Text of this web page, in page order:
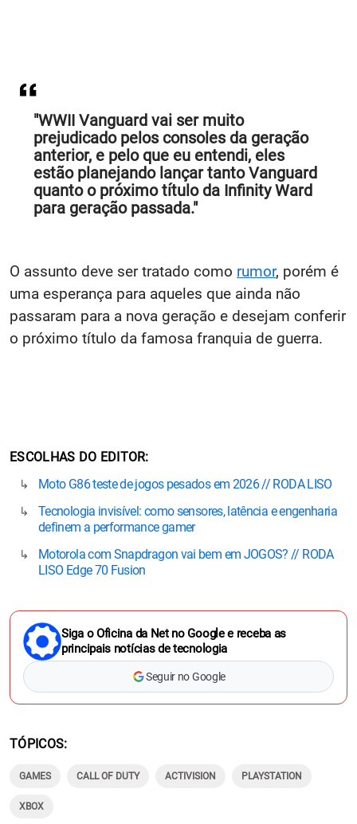
"WWII Vanguard vai ser muito
prejudicado pelos consoles da geração
anterior, e pelo que eu entendi, eles
estão planejando lançar tanto Vanguard
quanto o próximo título da Infinity Ward
para geração passada."
O assunto deve ser tratado como rumor, porém é
uma esperança para aqueles que ainda não
passaram para a nova geração e desejam conferir
o próximo título da famosa franquia de guerra.
ESCOLHAS DO EDITOR
Moto G86 teste de jogos pesados em 2026 // RODA LISO
Tecnologia invisível: como sensores, latência e engenharia
definem a performance gamer
Motorola com Snapdragon vai bem em JOGOS? // RODA
LISO Edge 70 Fusion
Siga o Oficina da Net no Google e receba as
principais notícias de tecnologia
Seguir no Google
TÓPICOS
GAMES CALL OF DUTY ACTIVISION PLAYSTATION
XBOX